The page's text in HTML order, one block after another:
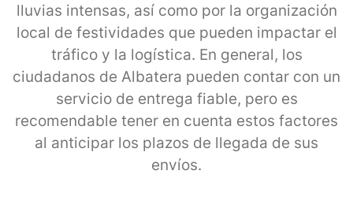
lluvias intensas, así como por la organización
local de festividades que pueden impactar el
tráfico y la logística. En general, los
ciudadanos de Albatera pueden contar con un
servicio de entrega fiable, pero es
recomendable tener en cuenta estos factores
al anticipar los plazos de llegada de sus
envíos.